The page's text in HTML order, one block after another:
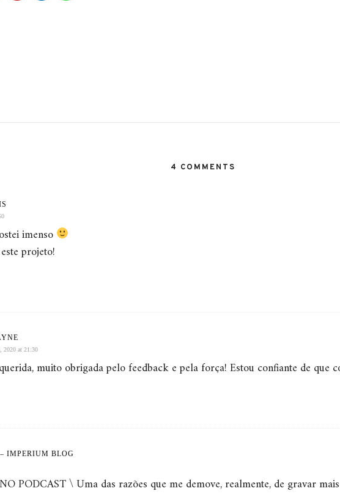
4 COMMENTS
imenso
projeto!
2020 at 21:30
muito obrigada pelo feedback e pela força! Estou confiante de que
IMPERIUM BLOG
PODCAST \ Uma das razões que me demove, realmente, de gravar